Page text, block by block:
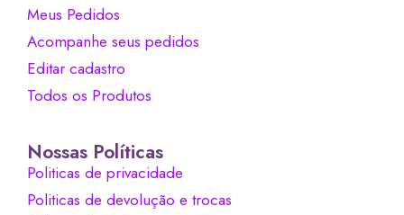
Meus Pedidos
Acompanhe seus pedidos
Editar cadastro
Todos os Produtos
Nossas Políticas
Politicas de privacidade
Politicas de devolução e trocas